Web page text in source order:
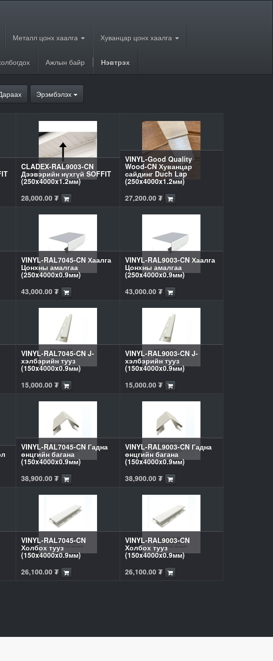
Металл цонх хаалга Хуванцар цонх хаалга
Ажлын байр Нэвтрэх
Эрэмбэлэх
CLADEX-RAL9003-CN
Дээвэрийн нүхгүй SOFFIT
(250x4000x1.2мм)
28,000.00₮
VINYL-Good Quality
Wood-CN Хуванцар
сайдинг Duch Lap
(250x4000x1.2мм)
27,200.00₮
VINYL-RAL7045-CN Хаалга
Цонхны амалгаа
(250x4000x0.9мм)
43,000.00₮
VINYL-RAL9003-CN Хаалга
Цонхны амалгаа
(250x4000x0.9мм)
43,000.00₮
VINYL-RAL7045-CN J-
хэлбэрийн тууз
(150x4000x0.9мм)
15,000.00₮
VINYL-RAL9003-CN J-
хэлбэрийн тууз
(150x4000x0.9мм)
15,000.00₮
VINYL-RAL7045-CN Гадна
өнцгийн багана
(150x4000x0.9мм)
38,900.00₮
VINYL-RAL9003-CN Гадна
өнцгийн багана
(150x4000x0.9мм)
38,900.00₮
VINYL-RAL7045-CN
Холбох тууз
(150x4000x0.9мм)
26,100.00₮
VINYL-RAL9003-CN
Холбох тууз
(150x4000x0.9мм)
26,100.00₮